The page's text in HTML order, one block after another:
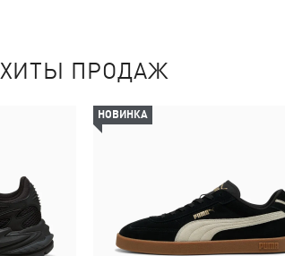
ХИТЫ ПРОДАЖ
НОВИНКА